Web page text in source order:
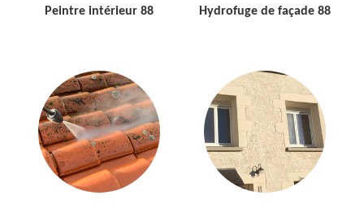
Peintre intérieur 88 Hydrofuge de façade 88